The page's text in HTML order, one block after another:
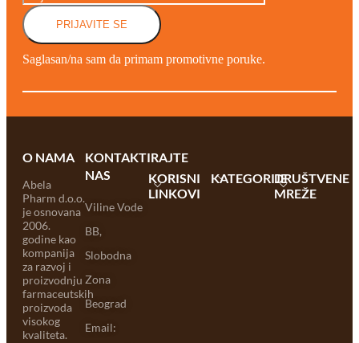
PRIJAVITE SE
Saglasan/na sam da primam promotivne poruke.
O NAMA
Abela
Pharm d.o.o.
je osnovana
2006.
godine kao
kompanija
za razvoj i
proizvodnju
farmaceutskih
proizvoda
visokog
kvaliteta.
KONTAKTIRAJTE
NAS
Viline Vode
BB,
Slobodna
Zona
Beograd
Email:
KORISNI
LINKOVI
KATEGORIJEDRUŠTVENE
MREŽE